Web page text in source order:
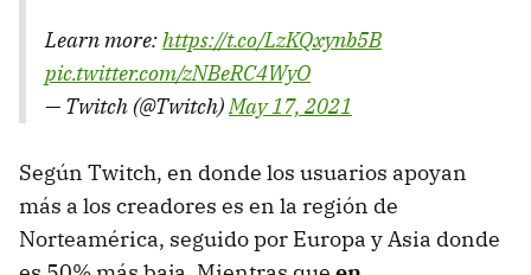
Learn more:https://t.co/LzKQxynb5B
pic.twitter.com/zNBeRC4WyO
— Twitch (@Twitch)May 17, 2021
Según Twitch, en donde los usuarios apoyan
más a los creadores es en la región de
Norteamérica, seguido por Europa y Asia donde